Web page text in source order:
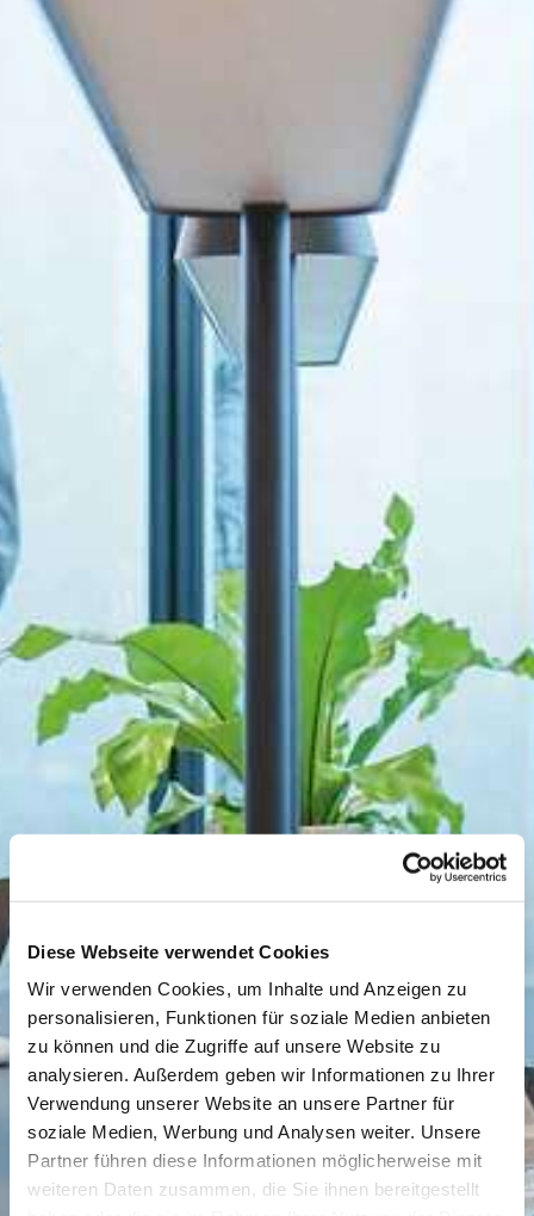
Diese Webseite verwendet Cookies
Wir verwenden Cookies, um Inhalte und Anzeigen zu
personalisieren, Funktionen für soziale Medien anbieten
zu können und die Zugriffe auf unsere Website zu
analysieren. Außerdem geben wir Informationen zu Ihrer
Verwendung unserer Website an unsere Partner für
soziale Medien, Werbung und Analysen weiter. Unsere
Partner führen diese Informationen möglicherweise mit
weiteren Daten zusammen, die Sie ihnen bereitgestellt